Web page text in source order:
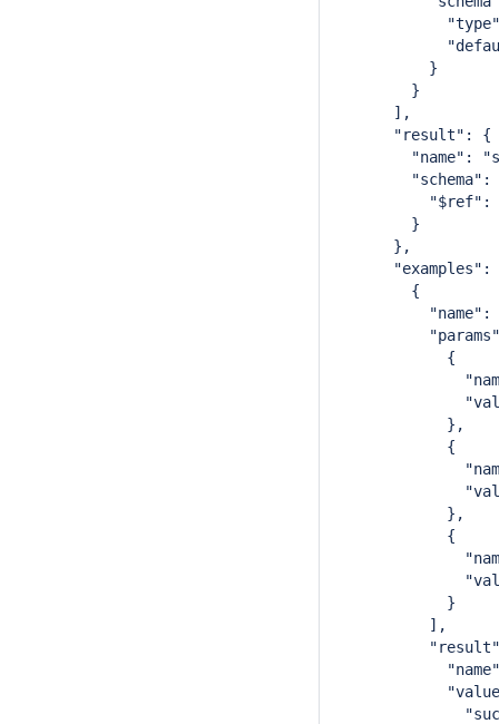
"type":
}
}
],
"result": {
"name":
"schema":
"$ref": "#/
}
},
"examples":
{
"name":
{
"name":
"value":
},
{
"name":
"value":
},
{
"name":
"value":
}
],
"name":